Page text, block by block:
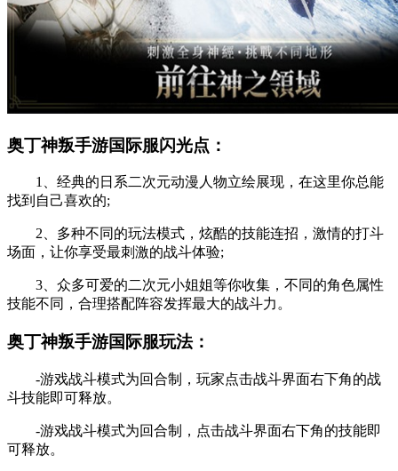
奥丁神叛手游国际服闪光点：
1、经典的日系二次元动漫人物立绘展现，在这里你总能
找到自己喜欢的;
2、多种不同的玩法模式，炫酷的技能连招，激情的打斗
场面，让你享受最刺激的战斗体验;
3、众多可爱的二次元小姐姐等你收集，不同的角色属性
技能不同，合理搭配阵容发挥最大的战斗力。
奥丁神叛手游国际服玩法：
-游戏战斗模式为回合制，玩家点击战斗界面右下角的战
斗技能即可释放。
-游戏战斗模式为回合制，点击战斗界面右下角的技能即
可释放。